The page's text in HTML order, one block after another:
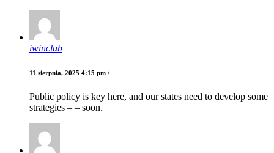
iwinclub
11 sierpnia, 2025 4:15 pm /
Public policy is key here, and our states need to develop some
strategies – – soon.